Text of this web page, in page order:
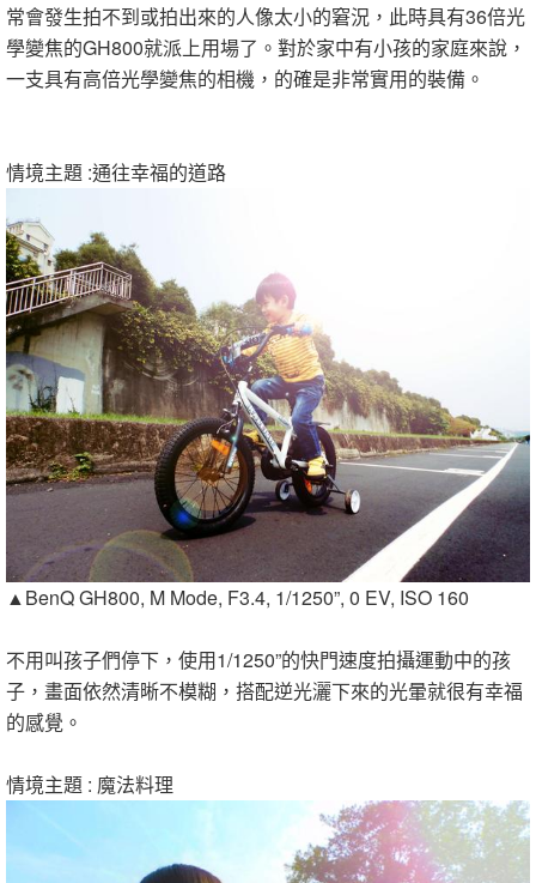
常會發生拍不到或拍出來的人像太小的窘況，此時具有36倍光
學變焦的GH800就派上用場了。對於家中有小孩的家庭來說，
一支具有高倍光學變焦的相機，的確是非常實用的裝備。
情境主題 :通往幸福的道路
▲BenQ GH800, M Mode, F3.4, 1/1250”, 0 EV, ISO 160
不用叫孩子們停下，使用1/1250”的快門速度拍攝運動中的孩
子，畫面依然清晰不模糊，搭配逆光灑下來的光暈就很有幸福
的感覺。
情境主題 : 魔法料理